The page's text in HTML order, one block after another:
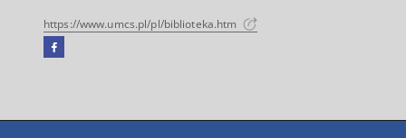
https://www.umcs.pl/pl/biblioteka.htm
Facebook
się